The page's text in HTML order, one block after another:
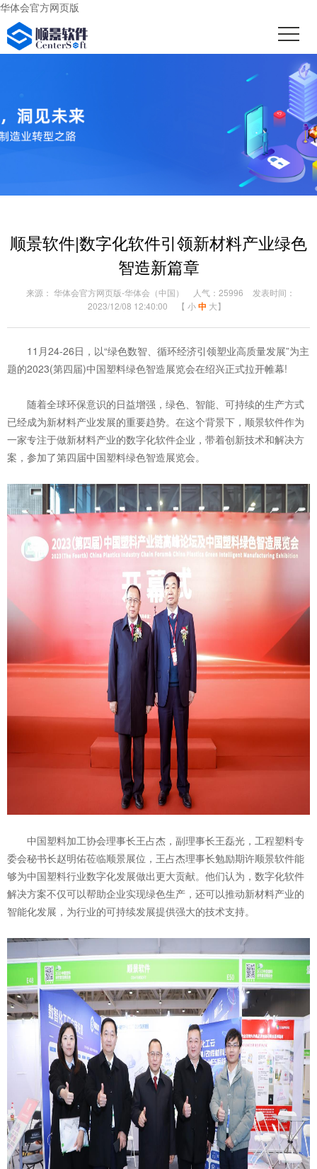
华体会官方网页版
顺景软件|数字化软件引领新材料产业绿色
智造新篇章
来源： 华体会官方网页版-华体会（中国） 人气：25996
发表时间：
2023/12/08 12:40:00
【 小中 大】
11月24-26日，以“绿色数智、循环经济引领塑业高质量发展”为主
题的2023(第四届)中国塑料绿色智造展览会在绍兴正式拉开帷幕!
随着全球环保意识的日益增强，绿色、智能、可持续的生产方式
已经成为新材料产业发展的重要趋势。在这个背景下，顺景软件作为
一家专注于做新材料产业的数字化软件企业，带着创新技术和解决方
案，参加了第四届中国塑料绿色智造展览会。
中国塑料加工协会理事长王占杰，副理事长王磊光，工程塑料专
委会秘书长赵明佑莅临顺景展位，王占杰理事长勉励期许顺景软件能
够为中国塑料行业数字化发展做出更大贡献。他们认为，数字化软件
解决方案不仅可以帮助企业实现绿色生产，还可以推动新材料产业的
智能化发展，为行业的可持续发展提供强大的技术支持。